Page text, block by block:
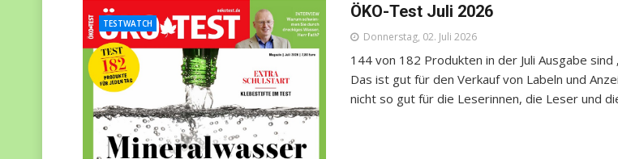
ÖKO-Test Juli 2026
TESTWATCH
Donnerstag, 02. Juli 2026
144 von 182 Produkten in der Juli Ausgabe sind
Das ist gut für den Verkauf von Labeln und
nicht so gut für die Leserinnen, die Leser und